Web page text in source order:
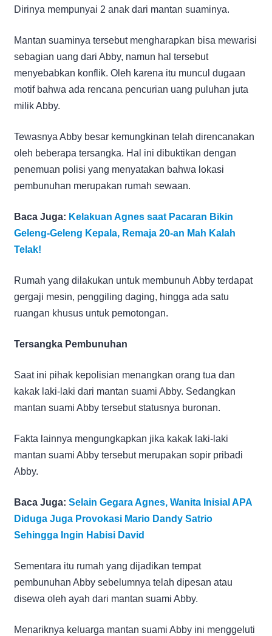
Dirinya mempunyai 2 anak dari mantan suaminya.
Mantan suaminya tersebut mengharapkan bisa mewarisi
sebagian uang dari Abby, namun hal tersebut
menyebabkan konflik. Oleh karena itu muncul dugaan
motif bahwa ada rencana pencurian uang puluhan juta
milik Abby.
Tewasnya Abby besar kemungkinan telah direncanakan
oleh beberapa tersangka. Hal ini dibuktikan dengan
penemuan polisi yang menyatakan bahwa lokasi
pembunuhan merupakan rumah sewaan.
Baca Juga: Kelakuan Agnes saat Pacaran Bikin
Geleng-Geleng Kepala, Remaja 20-an Mah Kalah
Telak!
Rumah yang dilakukan untuk membunuh Abby terdapat
gergaji mesin, penggiling daging, hingga ada satu
ruangan khusus untuk pemotongan.
Tersangka Pembunuhan
Saat ini pihak kepolisian menangkan orang tua dan
kakak laki-laki dari mantan suami Abby. Sedangkan
mantan suami Abby tersebut statusnya buronan.
Fakta lainnya mengungkapkan jika kakak laki-laki
mantan suami Abby tersebut merupakan sopir pribadi
Abby.
Baca Juga: Selain Gegara Agnes, Wanita Inisial APA
Diduga Juga Provokasi Mario Dandy Satrio
Sehingga Ingin Habisi David
Sementara itu rumah yang dijadikan tempat
pembunuhan Abby sebelumnya telah dipesan atau
disewa oleh ayah dari mantan suami Abby.
Menariknya keluarga mantan suami Abby ini menggeluti